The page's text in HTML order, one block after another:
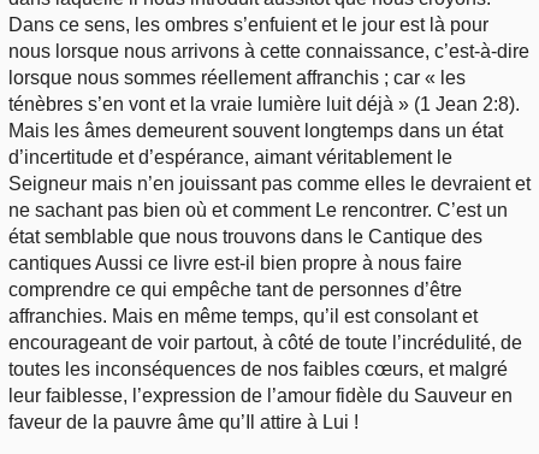
Dans ce sens, les ombres s’enfuient et le jour est là pour
nous lorsque nous arrivons à cette connaissance, c’est-à-dire
lorsque nous sommes réellement affranchis ; car « les
ténèbres s’en vont et la vraie lumière luit déjà » (1 Jean 2:8).
Mais les âmes demeurent souvent longtemps dans un état
d’incertitude et d’espérance, aimant véritablement le
Seigneur mais n’en jouissant pas comme elles le devraient et
ne sachant pas bien où et comment Le rencontrer. C’est un
état semblable que nous trouvons dans le Cantique des
cantiques Aussi ce livre est-il bien propre à nous faire
comprendre ce qui empêche tant de personnes d’être
affranchies. Mais en même temps, qu’il est consolant et
encourageant de voir partout, à côté de toute l’incrédulité, de
toutes les inconséquences de nos faibles cœurs, et malgré
leur faiblesse, l’expression de l’amour fidèle du Sauveur en
faveur de la pauvre âme qu’Il attire à Lui !